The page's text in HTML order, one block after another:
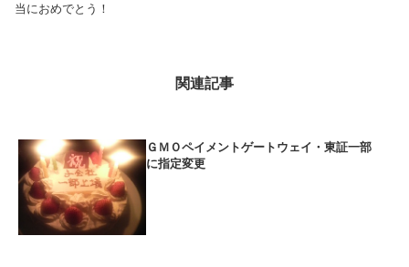
当におめでとう！
関連記事
ＧＭＯペイメントゲートウェイ・東証一部
に指定変更